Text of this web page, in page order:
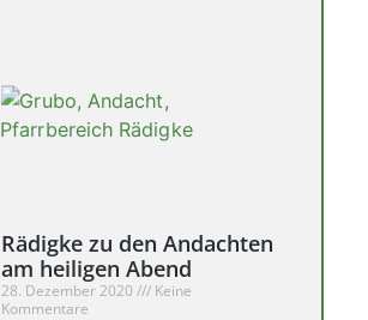
Rädigke zu den Andachten
am heiligen Abend
28. Dezember 2020
Keine
Kommentare